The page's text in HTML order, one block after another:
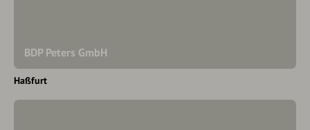
BDP Peters GmbH
Haßfurt